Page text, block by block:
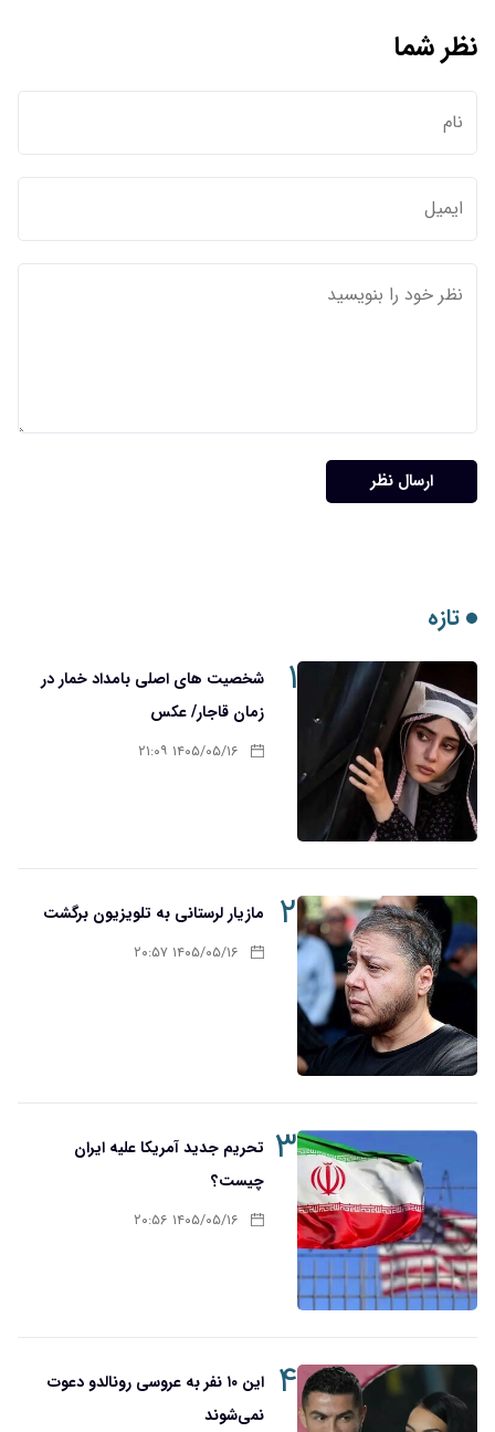
نظر شما
ارسال نظر
تازه
۱
شخصیت های اصلی بامداد خمار در
زمان قاجار/ عکس
۱۴۰۵/۰۵/۱۶ ۲۱:۰۹
۲ مازیار لرستانی به تلویزیون برگشت
۱۴۰۵/۰۵/۱۶ ۲۰:۵۷
۳ تحریم‌ جدید آمریکا علیه ایران
چیست؟
۱۴۰۵/۰۵/۱۶ ۲۰:۵۶
۴
این ۱۰ نفر به عروسی رونالدو دعوت
نمی‌شوند